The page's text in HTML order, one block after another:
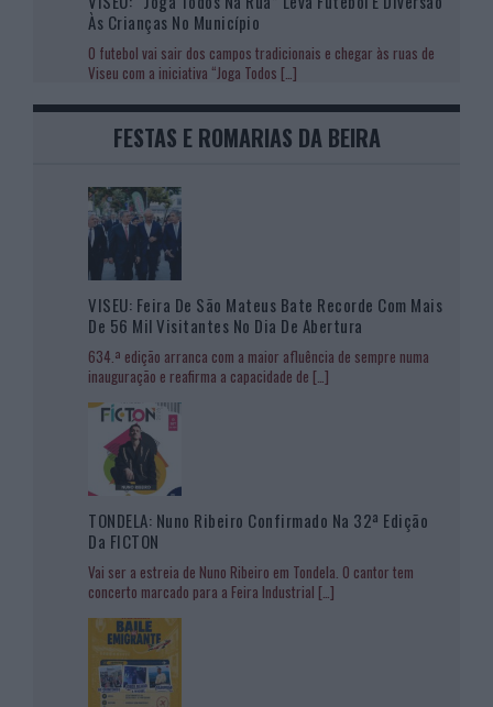
Às Crianças No Município
O futebol vai sair dos campos tradicionais e chegar às ruas de
Viseu com a iniciativa “Joga Todos […]
FESTAS E ROMARIAS DA BEIRA
VISEU: Feira De São Mateus Bate Recorde Com Mais
De 56 Mil Visitantes No Dia De Abertura
634.ª edição arranca com a maior afluência de sempre numa
inauguração e reafirma a capacidade de […]
TONDELA: Nuno Ribeiro Confirmado Na 32ª Edição
Da FICTON
Vai ser a estreia de Nuno Ribeiro em Tondela. O cantor tem
concerto marcado para a Feira Industrial […]